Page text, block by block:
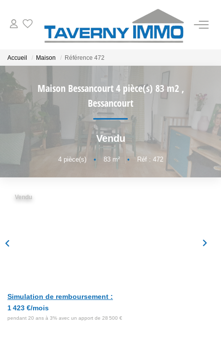
OUTILS
NOTRE AGENCE
Accueil Maison Référence 472
Maison Bessancourt 4 pièce(s) 83 m2 ,
Bessancourt
Vendu
4pièce(s) • 83m² • Réf : 472
Vendu
Simulation de remboursement :
1 423 €/mois
pendant 20 ans à 3% avec un apport de 28 500 €